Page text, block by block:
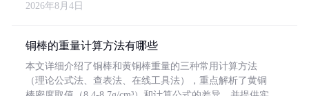
2026年8月4日
铜棒的重量计算方法有哪些
本文详细介绍了铜棒和黄铜棒重量的三种常用计算方法
（理论公式法、查表法、在线工具法），重点解析了黄铜